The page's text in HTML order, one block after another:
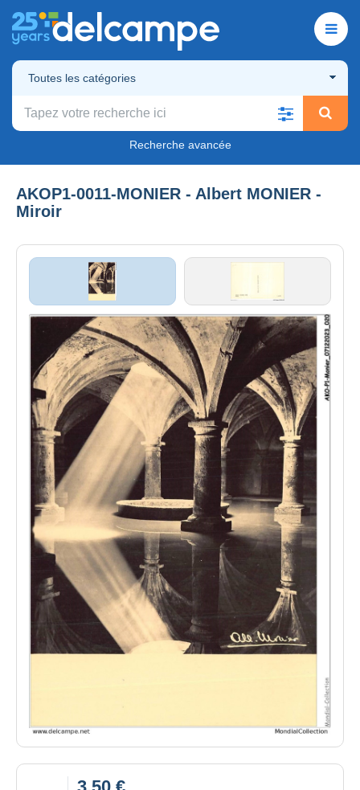
Toutes les catégories
Recherche avancée
AKOP1-0011-MONIER - Albert MONIER -
Miroir